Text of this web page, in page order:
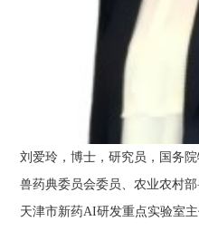
刘爱玲，博士，研究员，国务
兽药典委员会委员、农业农村
天津市新药AI研发重点实验室